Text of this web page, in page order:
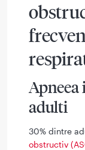
Apneea
adulti
30% dintre
obstructiv